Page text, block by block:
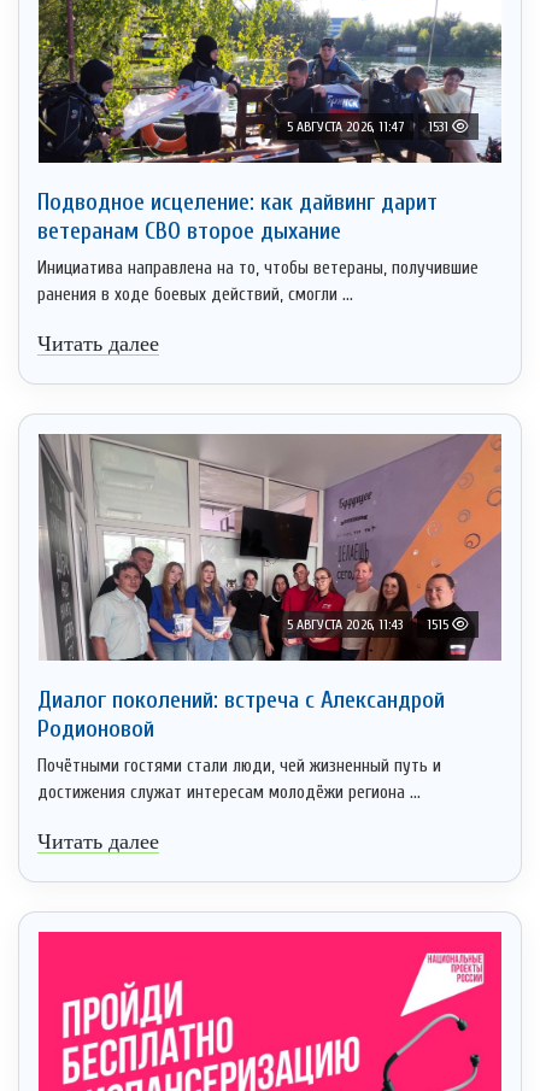
5 АВГУСТА 2026, 11:47 1531
Подводное исцеление: как дайвинг дарит
ветеранам СВО второе дыхание
Инициатива направлена на то, чтобы ветераны, получившие
ранения в ходе боевых действий, смогли ...
Читать далее
5 АВГУСТА 2026, 11:43 1515
Диалог поколений: встреча с Александрой
Родионовой
Почётными гостями стали люди, чей жизненный путь и
достижения служат интересам молодёжи региона ...
Читать далее